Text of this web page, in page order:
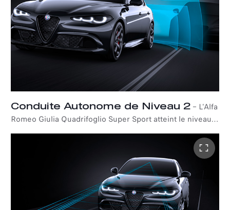
chacun conçu pour améliorer votre voyage de manière
distincte.
Conduite Autonome de Niveau 2 – L'Alfa
Romeo Giulia Quadrifoglio Super Sport atteint le niveau 2
de conduite autonome grâce à une large gamme de
systèmes technologiques qui aident le conducteur à
rester dans la bonne voie et à réduire le risque de